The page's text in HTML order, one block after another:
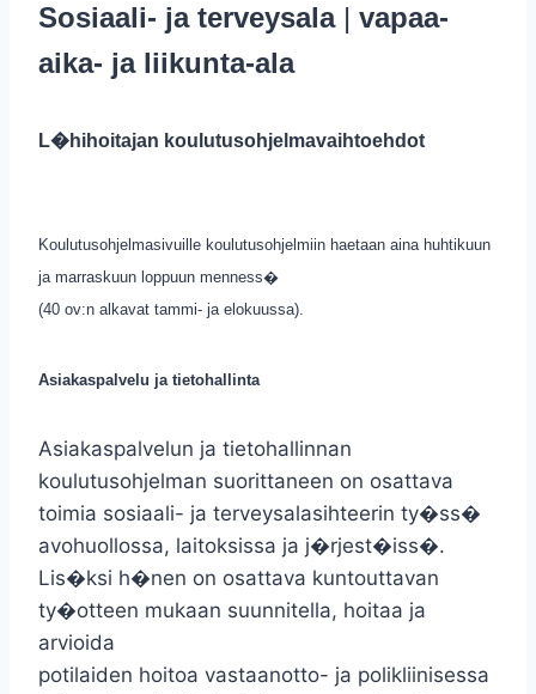
Sosiaali- ja terveysala| vapaa-
aika- ja liikunta-ala
L�hihoitajan koulutusohjelmavaihtoehdot
Koulutusohjelmasivuille koulutusohjelmiin haetaan aina huhtikuun
ja marraskuun loppuun menness�
(40 ov:n alkavat tammi- ja elokuussa).
Asiakaspalvelu ja tietohallinta
Asiakaspalvelun ja tietohallinnan
koulutusohjelman suorittaneen on osattava
toimia sosiaali- ja terveysalasihteerin ty�ss�
avohuollossa, laitoksissa ja j�rjest�iss�.
Lis�ksi h�nen on osattava kuntouttavan
ty�otteen mukaan suunnitella, hoitaa ja
arvioida
potilaiden hoitoa vastaanotto- ja polikliinisessa